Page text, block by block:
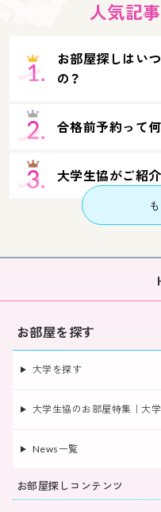
人気記事
お部屋探しはい
の？
合格前予約って何
大学生協がご紹
お部屋を探す
大学を探す
大学生協のお部屋特集｜大
News一覧
お部屋探しコンテンツ